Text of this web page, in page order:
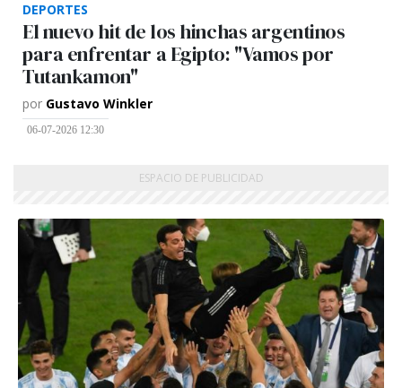
DEPORTES
El nuevo hit de los hinchas argentinos
para enfrentar a Egipto: "Vamos por
Tutankamon"
por Gustavo Winkler
06-07-2026 12:30